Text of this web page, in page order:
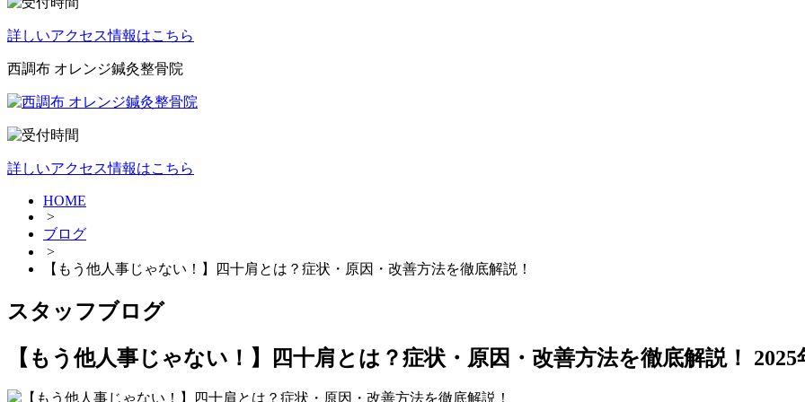
詳しいアクセス情報はこちら
西調布 オレンジ鍼灸整骨院
詳しいアクセス情報はこちら
HOME
>
ブログ
>
【もう他人事じゃない！】四十肩とは？症状・原因・改善方法を徹底解説！
スタッフブログ
【もう他人事じゃない！】四十肩とは？症状・原因・改善方法を徹底解説！
2025